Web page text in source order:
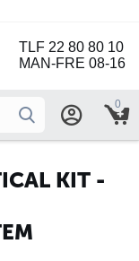
TLF 22 80 80 10
MAN-FRE 08-16
0
KIT -